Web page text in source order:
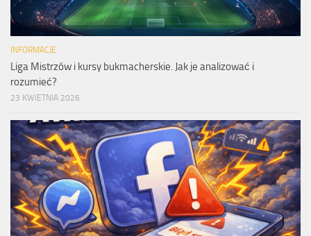
INFORMACJE
Liga Mistrzów i kursy bukmacherskie. Jak je analizować i
rozumieć?
23 KWIETNIA 2026